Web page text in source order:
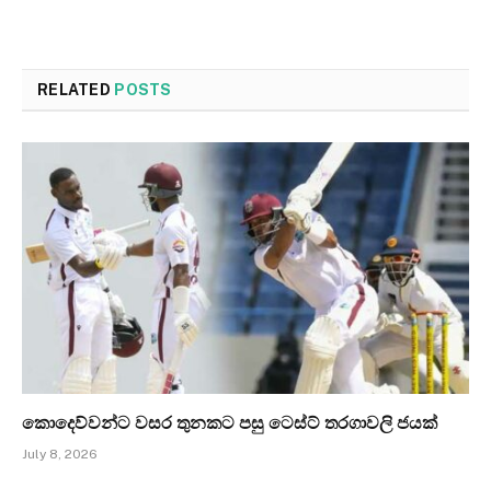
RELATED POSTS
කොදෙව්වන්ට වසර තුනකට පසු ටෙස්ට් තරගාවලි ජයක්
July 8, 2026